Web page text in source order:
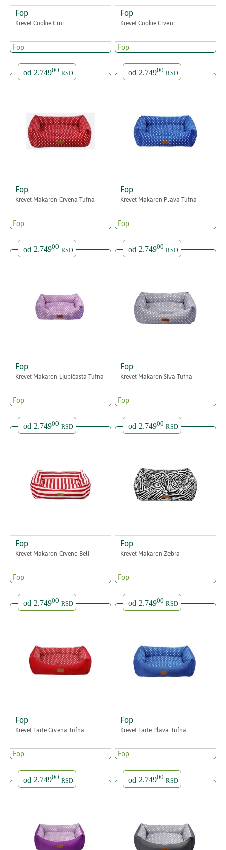
Fop
Krevet Cookie Crni
Fop
Fop
Krevet Cookie Crveni
Fop
od 2.74900 RSD
Fop
Krevet Makaron Crvena Tufna
Fop
od 2.74900 RSD
Fop
Krevet Makaron Plava Tufna
Fop
od 2.74900 RSD
Fop
Krevet Makaron Ljubičasta Tufna
Fop
od 2.74900 RSD
Fop
Krevet Makaron Siva Tufna
Fop
od 2.74900 RSD
Fop
Krevet Makaron Crveno Beli
Fop
od 2.74900 RSD
Fop
Krevet Makaron Zebra
Fop
od 2.74900 RSD
Fop
Krevet Tarte Crvena Tufna
Fop
od 2.74900 RSD
Fop
Krevet Tarte Plava Tufna
Fop
od 2.74900 RSD od 2.74900 RSD